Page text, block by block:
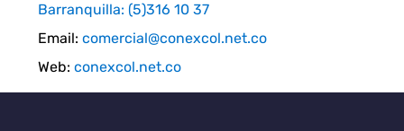
Barranquilla: (5)316 10 37
Email: comercial@conexcol.net.co
Web: conexcol.net.co